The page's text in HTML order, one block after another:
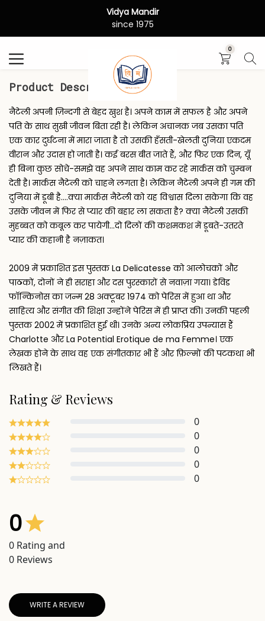
Vidya Mandir
since 1975
0
Product Description
नैटेली अपनी ज़िन्दगी से बेहद खुश है। अपने काम में सफल है और अपने
पति के साथ सुखी जीवन बिता रही है। लेकिन अचानक जब उसका पति
एक कार दुर्घटना में मारा जाता है तो उसकी हँसती-खेलती दुनिया एकदम
वीरान और उदास हो जाती है। कई बरस बीत जाते हैं, और फिर एक दिन, यूँ
ही बिना कुछ सोचे-समझे वह अपने साथ काम कर रहे मार्कस को चुम्बन
देती है। मार्कस नैटेली को चाहने लगता है। लेकिन नैटेली अपने ही गम की
दुनिया में डूबी है....क्या मार्कस नैटेली को यह विश्वास दिला सकेगा कि वह
उसके जीवन में फिर से प्यार की बहार ला सकता है? क्या नैटेली उसकी
मुहब्बत को कबूल कर पायेगी...दो दिलों की कशमकश में डूबते-उतरते
प्यार की कहानी है नज़ाकत।
2009 में प्रकाशित इस पुस्तक La Delicatesse को आलोचकों और
पाठकों, दोनों ने ही सराहा और दस पुरस्कारों से नवाज़ा गया। डेविड
फाॅन्किनोस का जन्म 28 अक्टूबर 1974 को पेरिस में हुआ था और
साहित्य और संगीत की शिक्षा उन्होंने पेरिस में ही प्राप्त की। उनकी पहली
पुस्तक 2002 में प्रकाशित हुई थी। उनके अन्य लोकप्रिय उपन्यास हैं
Charlotte और La Potential Erotique de ma Femme। एक
लेखक होने के साथ वह एक संगीतकार भी हैं और फ़िल्मों की पटकथा भी
लिखते हैं।
Rating & Reviews
0
0
0
0
0
0
0 Rating and
0 Reviews
WRITE A REVIEW